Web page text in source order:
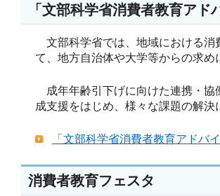
「文部科学省消費者教育ア
文部科学省では、地域における消
て、地方自治体や大学等からの求め
成年年齢引下げに向けた連携・協
成支援をはじめ、様々な課題の解決
「文部科学省消費者教育アドバ
消費者教育フェスタ